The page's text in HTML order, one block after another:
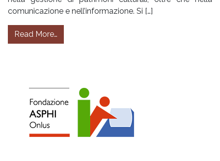
comunicazione e nell’informazione. Si […]
Read More…